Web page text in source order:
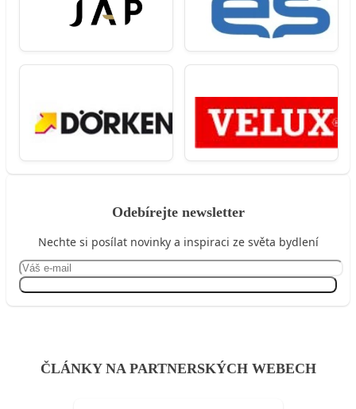
Odebírejte newsletter
Nechte si posílat novinky a inspiraci ze světa bydlení
ČLÁNKY NA PARTNERSKÝCH WEBECH